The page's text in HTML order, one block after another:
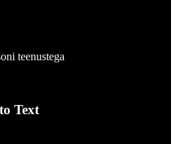
teenustega
Text